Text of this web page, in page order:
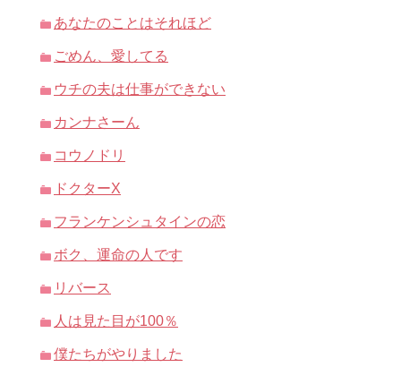
あなたのことはそれほど
ごめん、愛してる
ウチの夫は仕事ができない
カンナさーん
コウノドリ
ドクターX
フランケンシュタインの恋
ボク、運命の人です
リバース
人は見た目が100％
僕たちがやりました